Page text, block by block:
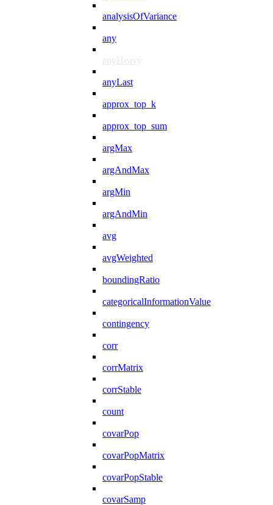
analysisOfVariance
any
anyHeavy
anyLast
approx_top_k
approx_top_sum
argMax
argAndMax
argMin
argAndMin
avg
avgWeighted
boundingRatio
categoricalInformationValue
contingency
corr
corrMatrix
corrStable
count
covarPop
covarPopMatrix
covarPopStable
covarSamp